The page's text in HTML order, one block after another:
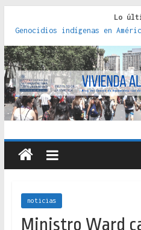
Lo
Genocidios indígenas en
Estudios sobre la
políticas, prácticas y
Donde el pedernal choca con
crítica de las fronteras
Criterios técnicos para una
Red de consultorios de la
Santiago : un patrimonio
noticias
Ministro Ward